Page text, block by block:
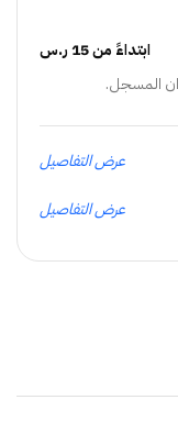
ابتداءً من 15 ر.س
المسجل.
عرض التفاصيل
عرض التفاصيل